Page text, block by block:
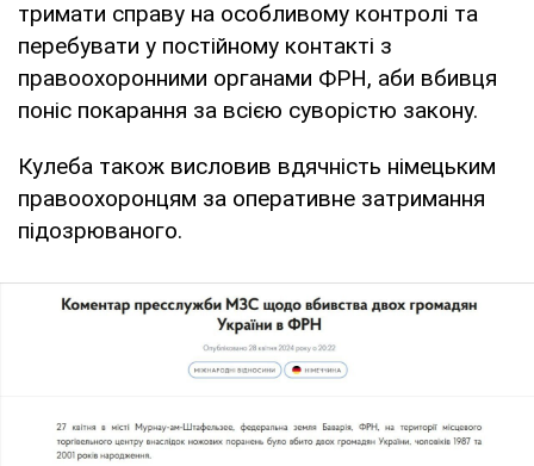
тримати справу на особливому контролі та
перебувати у постійному контакті з
правоохоронними органами ФРН, аби вбивця
поніс покарання за всією суворістю закону.
Кулеба також висловив вдячність німецьким
правоохоронцям за оперативне затримання
підозрюваного.